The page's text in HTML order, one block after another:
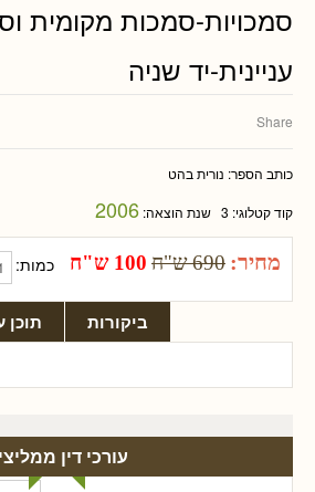
סמכויות-סמכות מקומית
עניינית-יד שניה
Share
כותב הספר: נורית בהט
קוד קטלוגי: 3 שנת הוצאה: 2006
מחיר: 690 ש"ח 100 ש"ח כמות:
תוכן ביקורות
עורכי דין